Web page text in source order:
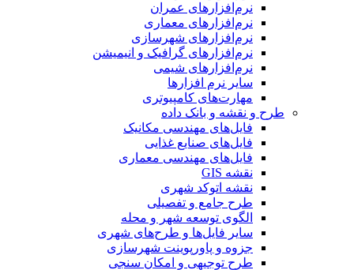
نرم‌افزارهای عمران
نرم‌افزارهای معماری
نرم‌افزارهای شهرسازی
نرم‌افزارهای گرافیک و انیمیشن
نرم‌افزارهای شیمی
سایر نرم افزارها
مهارت‌های کامپیوتری
طرح و نقشه و بانک داده
فایل‌های مهندسی مکانیک
فایل‌های صنایع غذایی
فایل‌های مهندسی معماری
نقشه GIS
نقشه اتوکد شهری
طرح جامع و تفصیلی
الگوی توسعه شهر و محله
سایر فایل‌ها و طرح‌های شهری
جزوه و پاورپوینت شهرسازی
طرح توجیهی و امکان سنجی